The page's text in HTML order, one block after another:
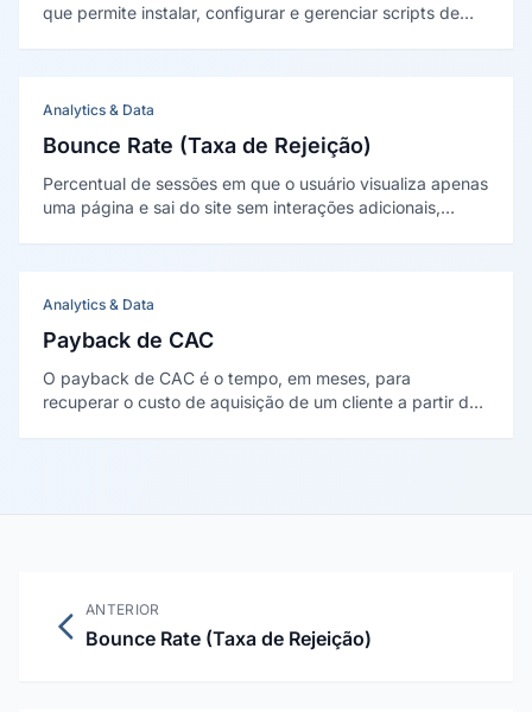
que permite instalar, configurar e gerenciar scripts de
Analytics & Data
Bounce Rate (Taxa de Rejeição)
Percentual de sessões em que o usuário visualiza apenas
uma página e sai do site sem interações adicionais,
Analytics & Data
Payback de CAC
O payback de CAC é o tempo, em meses, para
recuperar o custo de aquisição de um cliente a partir da
ANTERIOR
Bounce Rate (Taxa de Rejeição)